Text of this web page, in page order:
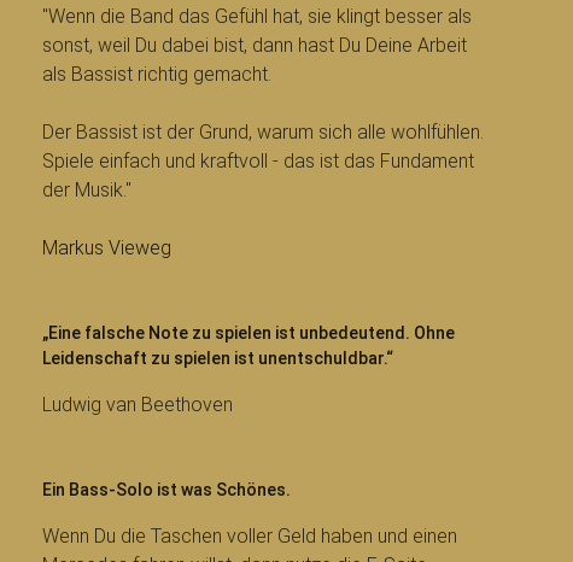
"Wenn die Band das Gefühl hat, sie klingt besser als
sonst, weil Du dabei bist, dann hast Du Deine Arbeit
als Bassist richtig gemacht.
Der Bassist ist der Grund, warum sich alle wohlfühlen.
Spiele einfach und kraftvoll - das ist das Fundament
der Musik."
Markus Vieweg
„Eine falsche Note zu spielen ist unbedeutend. Ohne
Leidenschaft zu spielen ist unentschuldbar.“
Ludwig van Beethoven
Ein Bass-Solo ist was Schönes.
Wenn Du die Taschen voller Geld haben und einen